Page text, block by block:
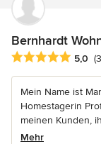
Bernhardt
Durchschnittliche
5,0
Mein Name ist
Homestagerin
meinen Kunden,
Mehr